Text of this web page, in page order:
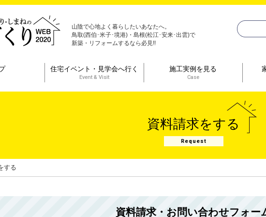
山陰で心地よく暮らしたいあなたへ。
鳥取(西伯･米子･境港)・島根(松江･安来･出雲)で
新築・リフォームするなら必見!!
住宅イベント・見学会へ行く
Event & Visit
施工実例を見る
Case
資料請求をする
Request
する
資料請求・お問い合わせフォー